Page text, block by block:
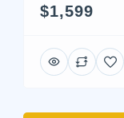
$1,599